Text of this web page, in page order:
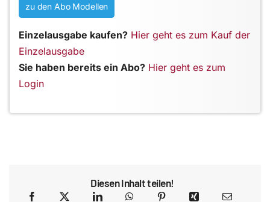
zu den Abo Modellen
Einzelausgabe kaufen? Hier geht es zum Kauf der
Einzelausgabe
Sie haben bereits ein Abo? Hier geht es zum
Login
Diesen Inhalt teilen!